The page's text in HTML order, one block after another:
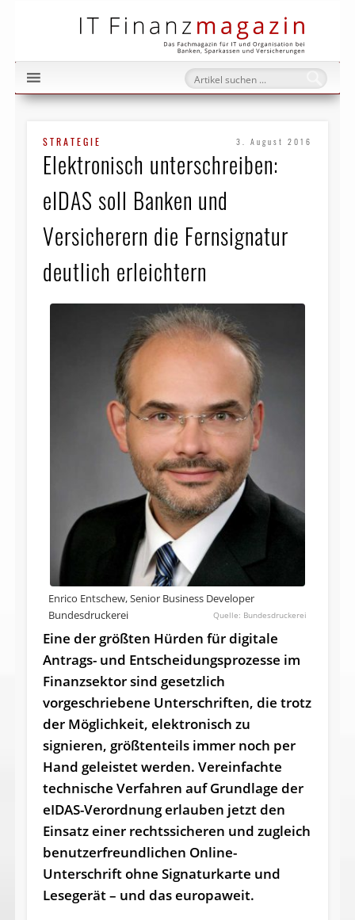
STRATEGIE 3. August 2016
Elektronisch unterschreiben:
eIDAS soll Banken und
Versicherern die Fernsignatur
deutlich erleichtern
Enrico Entschew, Senior Business Developer
Bundesdruckerei
Bundesdruckerei
Eine der größten Hürden für digitale
Antrags- und Ent­schei­dungs­pro­zesse im
Finanzsektor sind gesetzlich
vorgeschriebene Unterschriften, die trotz
der Möglichkeit, elektronisch zu
signieren, größtenteils immer noch per
Hand geleistet werden. Vereinfachte
technische Verfahren auf Grundlage der
eIDAS-Verordnung erlauben jetzt den
Einsatz einer rechtssicheren und zugleich
benutzerfreundlichen Online-
Unterschrift ohne Signaturkarte und
Lesegerät – und das europaweit.